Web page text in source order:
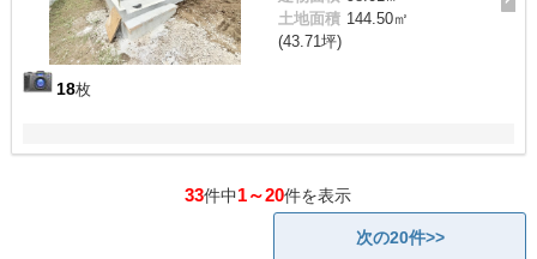
18枚
土地面積 144.50㎡
(43.71坪)
33件中1～20件を表示
次の20件>>